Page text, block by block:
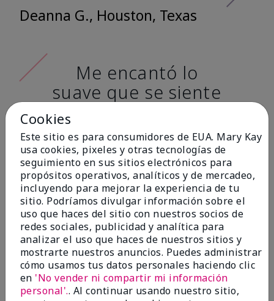
Deanna G., Houston, Texas
Me encantó lo
suave que se siente
al aplicarla. Tiene
un acabado mate
muy bonito y no se
siente pastosa en la
piel. (tono de piel:
claro)
Ailime A., Tampa, Fla.
Cookies
Este sitio es para consumidores de EUA. Mary Kay
usa cookies, pixeles y otras tecnologías de
seguimiento en sus sitios electrónicos para
propósitos operativos, analíticos y de mercadeo,
incluyendo para mejorar la experiencia de tu
sitio. Podríamos divulgar información sobre el
uso que haces del sitio con nuestros socios de
redes sociales, publicidad y analítica para
analizar el uso que haces de nuestros sitios y
mostrarte nuestros anuncios. Puedes administrar
cómo usamos tus datos personales haciendo clic
en 'No vender ni compartir mi información
personal'.. Al continuar usando nuestro sitio,